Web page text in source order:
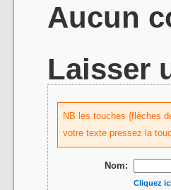
Aucun
Laisser
NB les touches {flèches
votre texte pressez la
Nom:
Cliquez